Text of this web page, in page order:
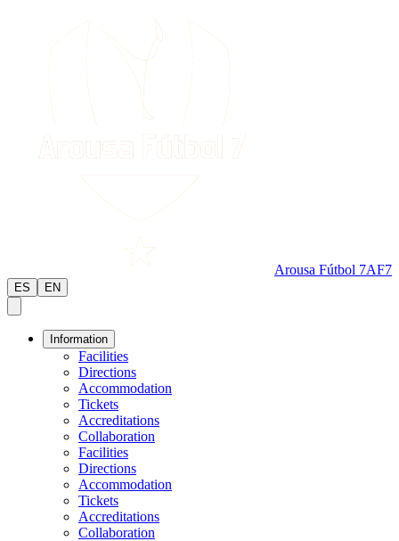
Arousa Fútbol 7AF7
ES EN
Information
Facilities
Directions
Accommodation
Tickets
Accreditations
Collaboration
Facilities
Directions
Accommodation
Tickets
Accreditations
Collaboration